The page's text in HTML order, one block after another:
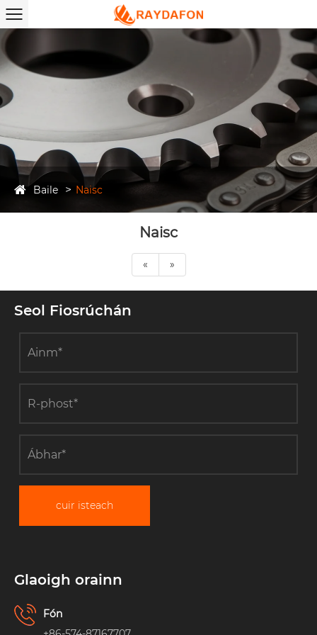
Baile Naisc
Naisc
« »
Seol Fiosrúchán
cuir isteach
Glaoigh orainn
Fón